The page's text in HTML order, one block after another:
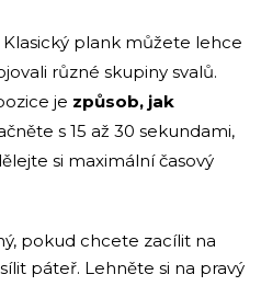
plank můžete lehce
různé skupiny svalů.
je způsob, jak
s 15 až 30 sekundami,
si maximální časový
pokud chcete zacílit na
páteř. Lehněte si na pravý